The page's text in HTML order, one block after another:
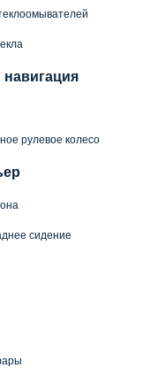
рулевое колесо
сидение